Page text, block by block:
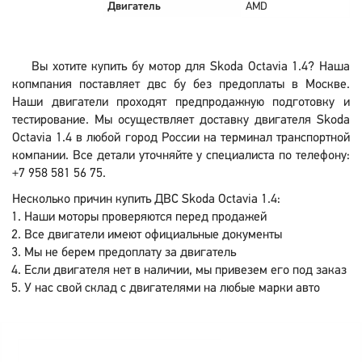
Двигатель
AMD
Вы хотите купить бу мотор для Skoda Octavia 1.4? Наша
копмпания поставляет двс бу без предоплаты в Москве.
Наши двигатели проходят предпродажную подготовку и
тестирование. Мы осуществляет доставку двигателя Skoda
Octavia 1.4 в любой город России на терминал транспортной
компании. Все детали уточняйте у специалиста по телефону:
+7 958 581 56 75.
Несколько причин купить ДВС Skoda Octavia 1.4:
Наши моторы проверяются перед продажей
Все двигатели имеют официальные документы
Мы не берем предоплату за двигатель
Если двигателя нет в наличии, мы привезем его под заказ
У нас свой склад с двигателями на любые марки авто